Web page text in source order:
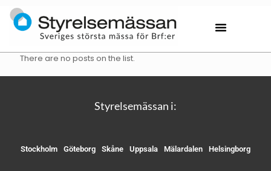
There are no posts on the list.
Styrelsemässan i:
Stockholm Göteborg Skåne Uppsala Mälardalen Helsingborg